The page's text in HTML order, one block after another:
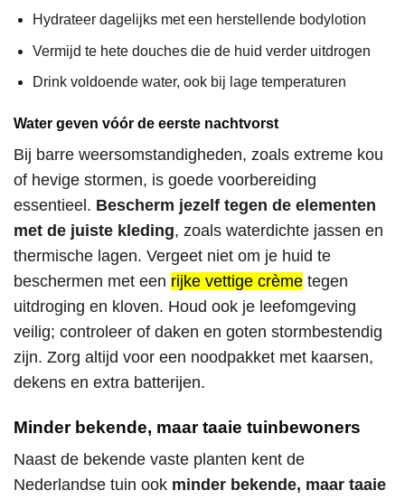
Hydrateer dagelijks met een herstellende bodylotion
Vermijd te hete douches die de huid verder uitdrogen
Drink voldoende water, ook bij lage temperaturen
Water geven vóór de eerste nachtvorst
Bij barre weersomstandigheden, zoals extreme kou
of hevige stormen, is goede voorbereiding
essentieel. Bescherm jezelf tegen de elementen
met de juiste kleding, zoals waterdichte jassen en
thermische lagen. Vergeet niet om je huid te
beschermen met een rijke vettige crème tegen
uitdroging en kloven. Houd ook je leefomgeving
veilig; controleer of daken en goten stormbestendig
zijn. Zorg altijd voor een noodpakket met kaarsen,
dekens en extra batterijen.
Minder bekende, maar taaie tuinbewoners
Naast de bekende vaste planten kent de
Nederlandse tuin ook minder bekende, maar taaie